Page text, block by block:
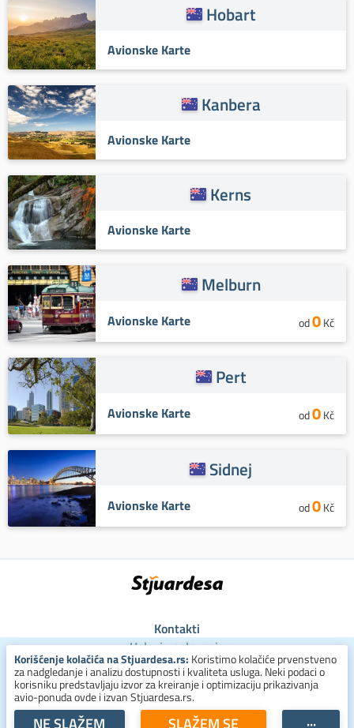
Hobart
Avionske Karte
Kanbera
Avionske Karte
Kerns
Avionske Karte
Melburn
Avionske Karte od0Kč
Pert
Avionske Karte od0Kč
Sidnej
Avionske Karte od0Kč
Kontakti
Uslovi poslovanja
Uslovi za kolačiće
Zaštita ličnih podataka
+381 800 300 137
Korišćenje kolačića na Stjuardesa.rs: Koristimo kolačiće prvenstveno
za nadgledanje i analizu dostupnosti i kvaliteta usluga. Neki podaci o
korisniku predstavljaju izvor za kreiranje i optimizaciju prikazivanja
avio-ponuda ovde i izvan Stjuardesa.rs.
NE SLAŽEM SLAŽEM SE ···